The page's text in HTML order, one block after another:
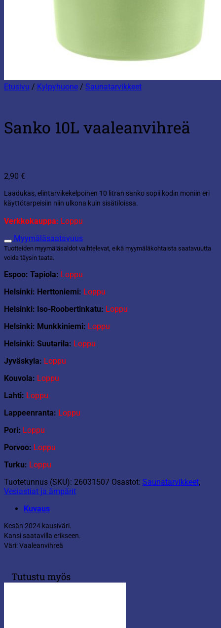
Etusivu / Kylpyhuone / Saunatarvikkeet
Sanko 10L vaaleanvihreä
2,90 €
Laadukas, elintarvikekelpoinen 10 litran sanko sopii kodin moniin eri
käyttötarpeisiin niin ulkona kuin sisätiloissa.
Verkkokauppa: Loppu
Myymäläsaatavuus
Tuotteiden myymäläsaldot vaihtelevat, eikä myymäläkohtaista saatavuutta
voida täysin taata.
Espoo: Tapiola: Loppu
Helsinki: Herttoniemi: Loppu
Helsinki: Iso-Roobertinkatu: Loppu
Helsinki: Munkkiniemi: Loppu
Helsinki: Suutarila: Loppu
Jyväskyla: Loppu
Kouvola: Loppu
Lahti: Loppu
Lappeenranta: Loppu
Pori: Loppu
Porvoo: Loppu
Turku: Loppu
Tuotetunnus (SKU): 26031507 Osastot: Saunatarvikkeet,
Vesiastiat ja ämpärit
Kuvaus
Kesän 2024 kausiväri.
Kansi saatavilla erikseen.
Väri: Vaaleanvihreä
Tutustu myös